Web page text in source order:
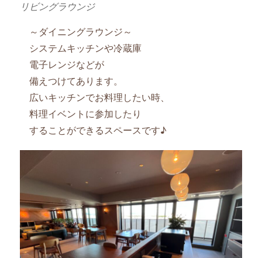
リビングラウンジ
～ダイニングラウンジ～
システムキッチンや冷蔵庫
電子レンジなどが
備えつけてあります。
広いキッチンでお料理したい時、
料理イベントに参加したり
することができるスペースです♪